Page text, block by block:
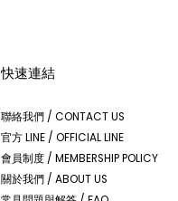
快速連結
聯絡我們 / CONTACT US
官方 LINE / OFFICIAL LINE
會員制度 / MEMBERSHIP POLICY
關於我們 / ABOUT US